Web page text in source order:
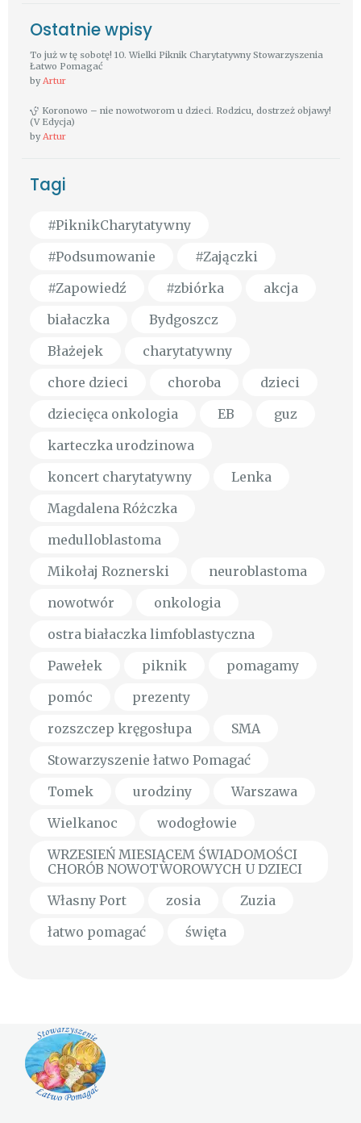
Ostatnie wpisy
To już w tę sobotę! 10. Wielki Piknik Charytatywny Stowarzyszenia
Łatwo Pomagać
by Artur
Koronowo – nie nowotworom u dzieci. Rodzicu, dostrzeż objawy!
(V Edycja)
byArtur
Tagi
#PiknikCharytatywny
#Podsumowanie
#Zajączki
#Zapowiedź
#zbiórka
akcja
białaczka
Bydgoszcz
Błażejek
charytatywny
chore dzieci
choroba
dzieci
dziecięca onkologia
EB
guz
karteczka urodzinowa
koncert charytatywny
Lenka
Magdalena Różczka
medulloblastoma
Mikołaj Roznerski
neuroblastoma
nowotwór
onkologia
ostra białaczka limfoblastyczna
Pawełek
piknik
pomagamy
pomóc
prezenty
rozszczep kręgosłupa
SMA
Stowarzyszenie łatwo Pomagać
Tomek
urodziny
Warszawa
Wielkanoc
wodogłowie
WRZESIEŃ MIESIĄCEM ŚWIADOMOŚCI
CHORÓB NOWOTWOROWYCH U DZIECI
Własny Port
zosia
Zuzia
łatwo pomagać
święta